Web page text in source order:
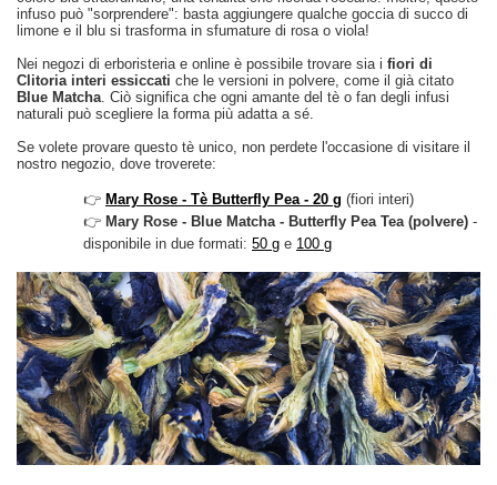
infuso può "sorprendere": basta aggiungere qualche goccia di succo di
limone e il blu si trasforma in sfumature di rosa o viola!
Nei negozi di erboristeria e online è possibile trovare sia i fiori di
Clitoria interi essiccati che le versioni in polvere, come il già citato
Blue Matcha. Ciò significa che ogni amante del tè o fan degli infusi
naturali può scegliere la forma più adatta a sé.
Se volete provare questo tè unico, non perdete l'occasione di visitare il
nostro negozio, dove troverete:
👉 Mary Rose - Tè Butterfly Pea - 20 g (fiori interi)
👉 Mary Rose - Blue Matcha - Butterfly Pea Tea (polvere) -
disponibile in due formati: 50 g e 100 g